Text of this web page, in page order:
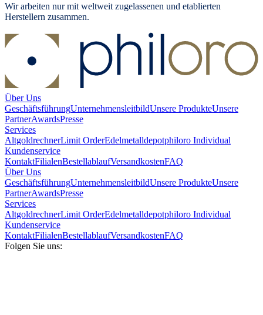
Wir arbeiten nur mit weltweit zugelassenen und etablierten
Herstellern zusammen.
Über Uns
GeschäftsführungUnternehmensleitbildUnsere ProdukteUnsere
PartnerAwardsPresse
Services
AltgoldrechnerLimit OrderEdelmetalldepotphiloro Individual
Kundenservice
KontaktFilialenBestellablaufVersandkostenFAQ
Über Uns
GeschäftsführungUnternehmensleitbildUnsere ProdukteUnsere
PartnerAwardsPresse
Services
AltgoldrechnerLimit OrderEdelmetalldepotphiloro Individual
Kundenservice
KontaktFilialenBestellablaufVersandkostenFAQ
Folgen Sie uns: